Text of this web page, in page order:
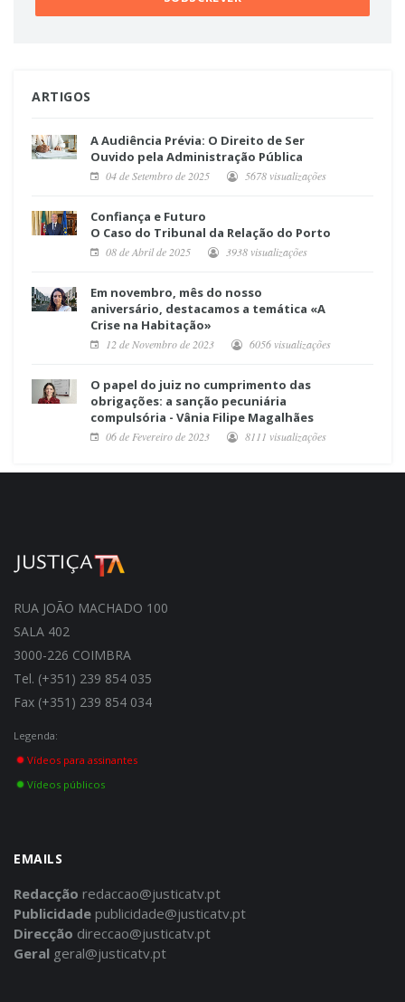
ARTIGOS
A Audiência Prévia: O Direito de Ser
Ouvido pela Administração Pública
04 de Setembro de 2025 5678 visualizações
Confiança e Futuro
O Caso do Tribunal da Relação do Porto
08 de Abril de 2025 3938 visualizações
Em novembro, mês do nosso
aniversário, destacamos a temática «A
Crise na Habitação»
12 de Novembro de 2023 6056 visualizações
O papel do juiz no cumprimento das
obrigações: a sanção pecuniária
compulsória - Vânia Filipe Magalhães
06 de Fevereiro de 2023 8111 visualizações
RUA JOÃO MACHADO 100
SALA 402
3000-226 COIMBRA
Tel. (+351) 239 854 035
Fax (+351) 239 854 034
Legenda:
Vídeos para assinantes
Vídeos públicos
EMAILS
Redacção redaccao@justicatv.pt
Publicidade publicidade@justicatv.pt
Direcção direccao@justicatv.pt
Geral geral@justicatv.pt